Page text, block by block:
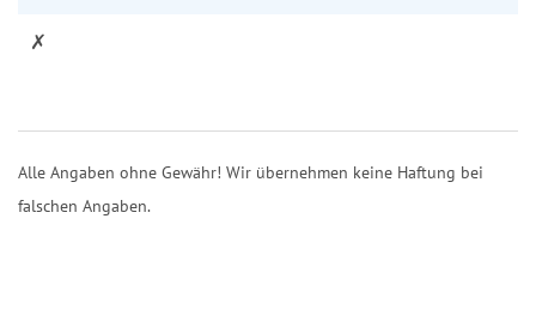
✗
Alle Angaben ohne Gewähr! Wir übernehmen keine Haftung bei
falschen Angaben.